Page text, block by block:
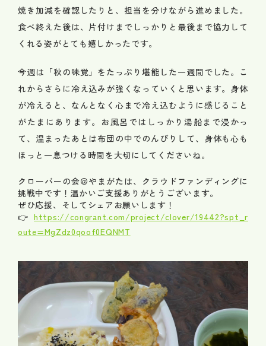
焼き加減を確認したりと、担当を分けながら進めました。
食べ終えた後は、片付けまでしっかりと最後まで協力して
くれる姿がとても嬉しかったです。
今週は「秋の味覚」をたっぷり堪能した一週間でした。こ
れからさらに冷え込みが強くなっていくと思います。身体
が冷えると、なんとなく心まで冷え込むように感じること
がたまにあります。お風呂ではしっかり湯船まで浸かっ
て、温まったあとは布団の中でのんびりして、身体も心も
ほっと一息つける時間を大切にしてくださいね。
クローバーの会＠やまがたは、クラウドファンディングに
挑戦中です！温かいご支援ありがとうございます。
ぜひ応援、そしてシェアお願いします！
👉https://congrant.com/project/clover/19442?spt_r
oute=MgZdz0qoof0EQNMT